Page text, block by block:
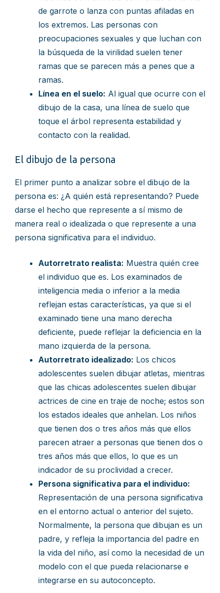
de garrote o lanza con puntas afiladas en
los extremos. Las personas con
preocupaciones sexuales y que luchan con
la búsqueda de la virilidad suelen tener
ramas que se parecen más a penes que a
ramas.
Línea en el suelo: Al igual que ocurre con el
dibujo de la casa, una línea de suelo que
toque el árbol representa estabilidad y
contacto con la realidad.
El dibujo de la persona
El primer punto a analizar sobre el dibujo de la
persona es: ¿A quién está representando? Puede
darse el hecho que represente a sí mismo de
manera real o idealizada o que represente a una
persona significativa para el individuo.
Autorretrato realista: Muestra quién cree
el individuo que es. Los examinados de
inteligencia media o inferior a la media
reflejan estas características, ya que si el
examinado tiene una mano derecha
deficiente, puede reflejar la deficiencia en la
mano izquierda de la persona.
Autorretrato idealizado: Los chicos
adolescentes suelen dibujar atletas, mientras
que las chicas adolescentes suelen dibujar
actrices de cine en traje de noche; estos son
los estados ideales que anhelan. Los niños
que tienen dos o tres años más que ellos
parecen atraer a personas que tienen dos o
tres años más que ellos, lo que es un
indicador de su proclividad a crecer.
Persona significativa para el individuo:
Representación de una persona significativa
en el entorno actual o anterior del sujeto.
Normalmente, la persona que dibujan es un
padre, y refleja la importancia del padre en
la vida del niño, así como la necesidad de un
modelo con el que pueda relacionarse e
integrarse en su autoconcepto.